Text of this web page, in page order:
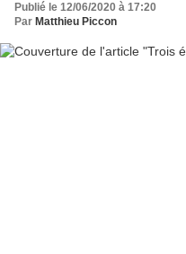
Publié le 12/06/2020 à 17:20
Par Matthieu Piccon